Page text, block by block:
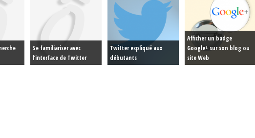
Se familiariser avec
l’interface de Twitter
Twitter expliqué aux
débutants
Afficher un badge
Google+ sur son blog ou
site Web